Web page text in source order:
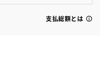
支払総額とは